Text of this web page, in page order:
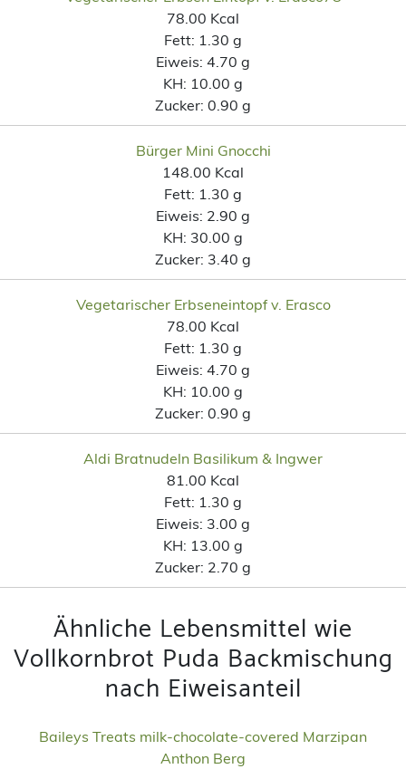
78.00 Kcal
Fett: 1.30 g
Eiweis: 4.70 g
KH: 10.00 g
Zucker: 0.90 g
Bürger Mini Gnocchi
148.00 Kcal
Fett: 1.30 g
Eiweis: 2.90 g
KH: 30.00 g
Zucker: 3.40 g
Vegetarischer Erbseneintopf v. Erasco
78.00 Kcal
Fett: 1.30 g
Eiweis: 4.70 g
KH: 10.00 g
Zucker: 0.90 g
Aldi Bratnudeln Basilikum & Ingwer
81.00 Kcal
Fett: 1.30 g
Eiweis: 3.00 g
KH: 13.00 g
Zucker: 2.70 g
Ähnliche Lebensmittel wie
Vollkornbrot Puda Backmischung
nach Eiweisanteil
Baileys Treats milk-chocolate-covered Marzipan
Anthon Berg